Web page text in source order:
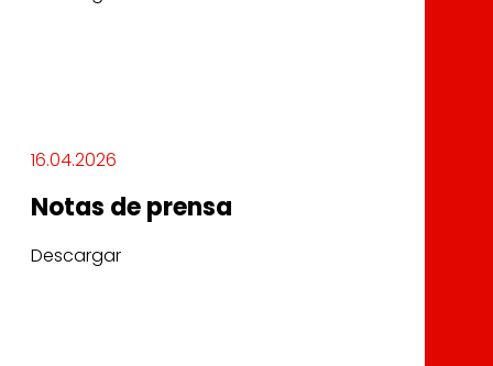
16.04.2026
Notas de prensa
Descargar